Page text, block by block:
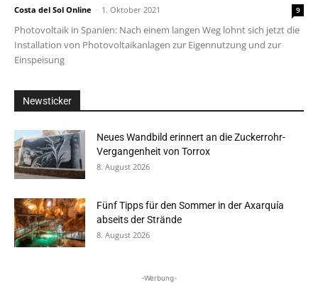
Costa del Sol Online - 1. Oktober 2021 9
Photovoltaik in Spanien: Nach einem langen Weg lohnt sich jetzt die
Installation von Photovoltaikanlagen zur Eigennutzung und zur
Einspeisung
Newsticker
Neues Wandbild erinnert an die Zuckerrohr-
Vergangenheit von Torrox
8. August 2026
Fünf Tipps für den Sommer in der Axarquía
abseits der Strände
8. August 2026
-Werbung-